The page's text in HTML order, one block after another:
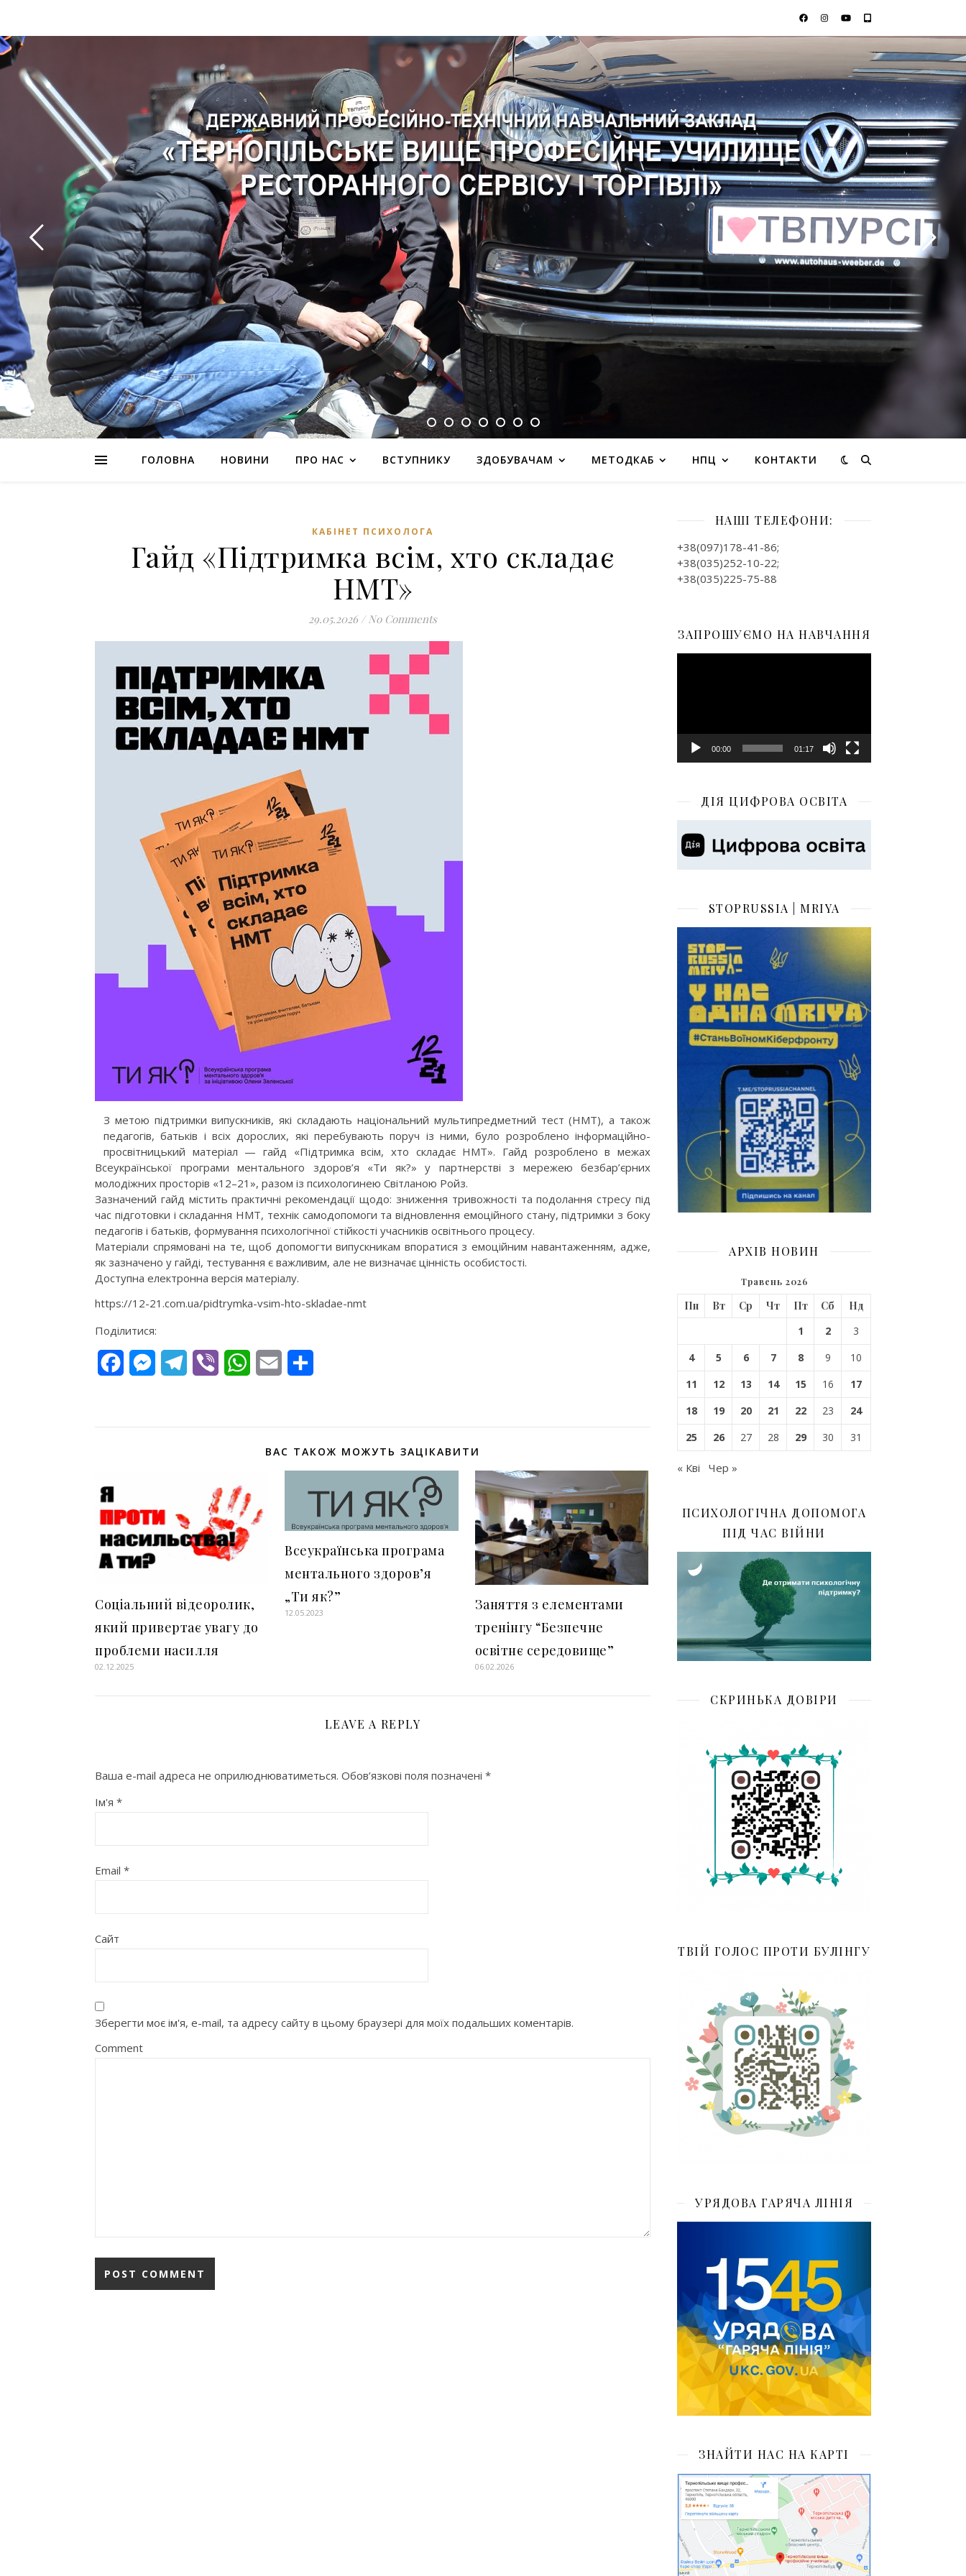
ГОЛОВНА НОВИНИ ПРО НАС ВСТУПНИКУ ЗДОБУВАЧАМ МЕТОДКАБ НПЦ КОНТАКТИ
КАБІНЕТ ПСИХОЛОГА
Гайд «Підтримка всім, хто складає
НМТ»
29.05.2026 / No Comments
З метою підтримки випускників, які складають національний мультипредметний тест (НМТ), а також
педагогів, батьків і всіх дорослих, які перебувають поруч із ними, було розроблено інформаційно-
просвітницький матеріал — гайд «Підтримка всім, хто складає НМТ». Гайд розроблено в межах
Всеукраїнської програми ментального здоров’я «Ти як?» у партнерстві з мережею безбар’єрних
молодіжних просторів «12–21», разом із психологинею Світланою Ройз.
​Зазначений гайд містить практичні рекомендації щодо: зниження тривожності та подолання стресу під
час підготовки і складання НМТ, технік самодопомоги та відновлення емоційного стану, підтримки з боку
педагогів і батьків, формування психологічної стійкості учасників освітнього процесу.
​Матеріали спрямовані на те, щоб допомогти випускникам впоратися з емоційним навантаженням, адже,
як зазначено у гайді, тестування є важливим, але не визначає цінність особистості.
Доступна електронна версія матеріалу.
https://12-21.com.ua/pidtrymka-vsim-hto-skladae-nmt
Поділитися:
FacebookMessengerTelegram
Viber WhatsApp
Email
ВАС ТАКОЖ МОЖУТЬ ЗАЦІКАВИТИ
Соціальний відеоролик,
який привертає увагу до
проблеми насилля
02.12.2025
Всеукраїнська програма
ментального здоров’я
„Ти як?”
12.05.2023
Заняття з елементами
тренінгу “Безпечне
освітнє середовище”
06.02.2026
LEAVE A REPLY
Ваша e-mail адреса не оприлюднюватиметься. Обов’язкові поля позначені *
Ім'я *
Email *
Сайт
Зберегти моє ім'я, e-mail, та адресу сайту в цьому браузері для моїх подальших коментарів.
Comment
НАШІ ТЕЛЕФОНИ:
+38(097)178-41-86;
+38(035)252-10-22;
+38(035)225-75-88
ЗАПРОШУЄМО НА НАВЧАННЯ
00:00 01:17
ДІЯ ЦИФРОВА ОСВІТА
STOPRUSSIA | MRIYA
АРХІВ НОВИН
Травень 2026
Пн Вт Ср Чт Пт Сб
Нд
1
2
3
4
5 6 7 8 9
10
11
12 13 14 15 16
17
18
19 20 21 22 23
24
25
26 27 28 29 30 31
« Кві Чер »
ПСИХОЛОГІЧНА ДОПОМОГА
ПІД ЧАС ВІЙНИ
СКРИНЬКА ДОВІРИ
ТВІЙ ГОЛОС ПРОТИ БУЛІНГУ
УРЯДОВА ГАРЯЧА ЛІНІЯ
ЗНАЙТИ НАС НА КАРТІ